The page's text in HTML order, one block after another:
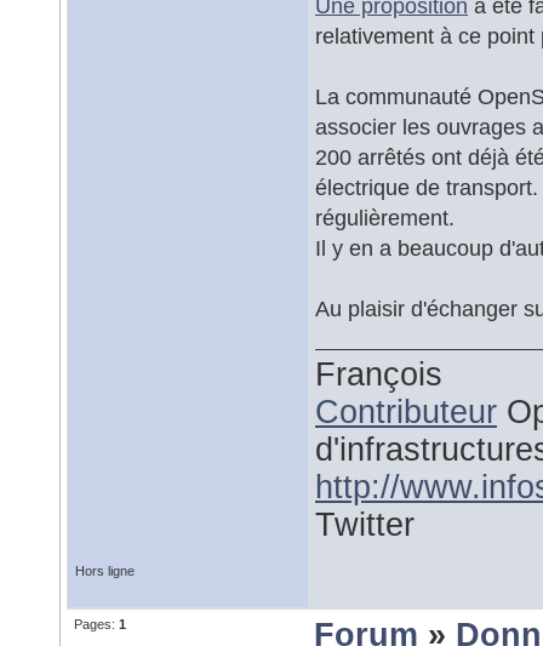
Une proposition a été
relativement à ce point
La communauté
associer les ouvrages
200 arrêtés ont déjà
électrique de
régulièrement.
Il y en a beaucoup
Au plaisir d'échanger
François
Contributeur
http://
Twitter
Hors ligne
Pages: 1 Forum »